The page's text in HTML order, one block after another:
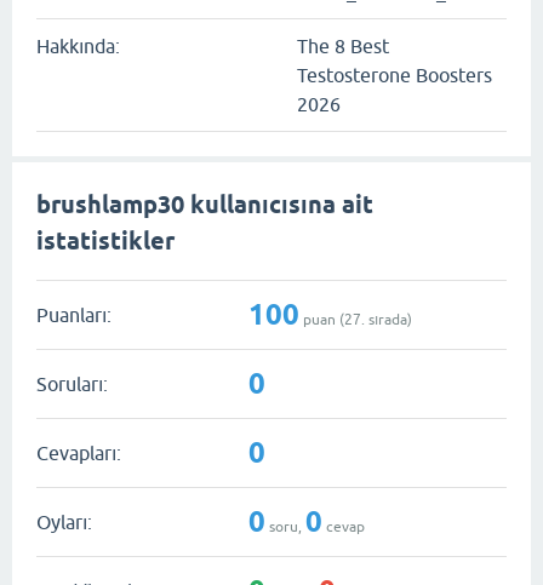
Hakkında:
The 8 Best
Testosterone Boosters
2026
brushlamp30 kullanıcısına ait
istatistikler
Puanları: 100 puan (27 . sırada)
Soruları: 0
Cevapları: 0
Oyları: 0 soru, 0 cevap